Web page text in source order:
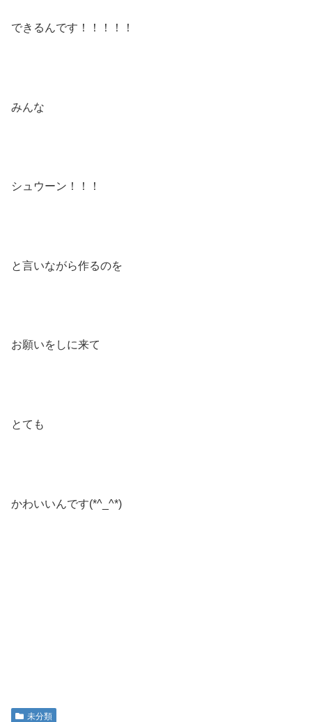
できるんです！！！！！
みんな
シュウーン！！！
と言いながら作るのを
お願いをしに来て
とても
かわいいんです(*^_^*)
未分類